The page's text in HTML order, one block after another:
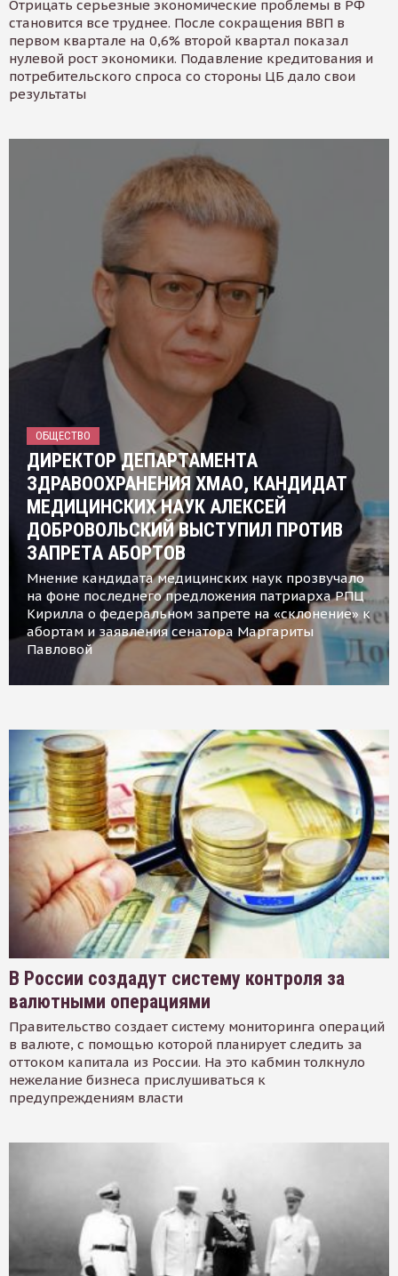
Отрицать серьезные экономические проблемы в РФ
становится все труднее. После сокращения ВВП в
первом квартале на 0,6% второй квартал показал
нулевой рост экономики. Подавление кредитования и
потребительского спроса со стороны ЦБ дало свои
результаты
ОБЩЕСТВО
ДИРЕКТОР ДЕПАРТАМЕНТА
ЗДРАВООХРАНЕНИЯ ХМАО, КАНДИДАТ
МЕДИЦИНСКИХ НАУК АЛЕКСЕЙ
ДОБРОВОЛЬСКИЙ ВЫСТУПИЛ ПРОТИВ
ЗАПРЕТА АБОРТОВ
Мнение кандидата медицинских наук прозвучало
на фоне последнего предложения патриарха РПЦ
Кирилла о федеральном запрете на «склонение» к
абортам и заявления сенатора Маргариты
Павловой
В России создадут систему контроля за
валютными операциями
Правительство создает систему мониторинга операций
в валюте, с помощью которой планирует следить за
оттоком капитала из России. На это кабмин толкнуло
нежелание бизнеса прислушиваться к
предупреждениям власти